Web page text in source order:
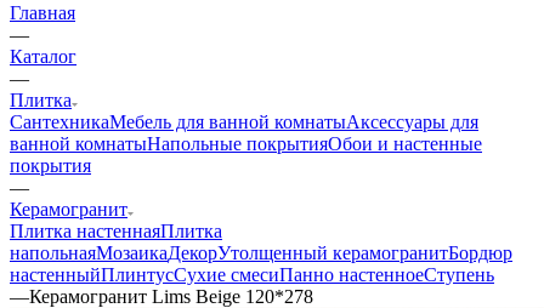
Главная
—
Каталог
—
Плитка
СантехникаМебель для ванной комнатыАксессуары для
ванной комнатыНапольные покрытияОбои и настенные
покрытия
—
Керамогранит
Плитка настеннаяПлитка
напольнаяМозаикаДекорУтолщенный керамогранитБордюр
настенныйПлинтусСухие смесиПанно настенноеСтупень
—Керамогранит Lims Beige 120*278